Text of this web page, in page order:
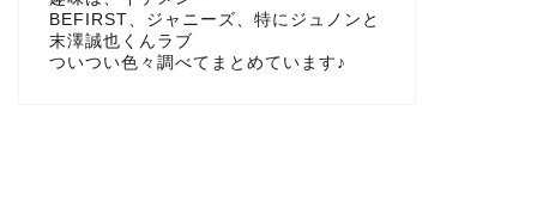
BEFIRST、ジャニーズ、特にジュノンと
末澤誠也くんラブ
ついつい色々調べてまとめています♪